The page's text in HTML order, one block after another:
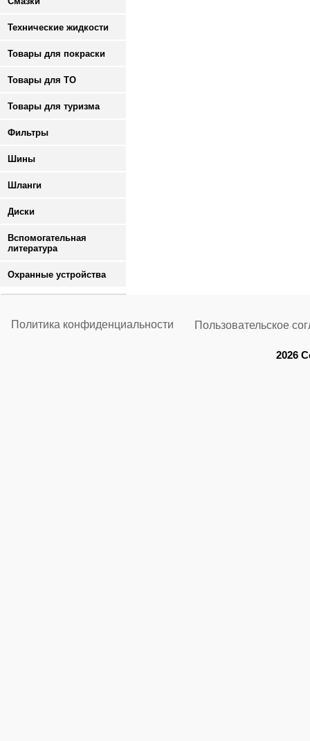
Технические жидкости
Товары для покраски
Товары для ТО
Товары для туризма
Фильтры
Шины
Шланги
Диски
Вспомогательная
литература
Охранные устройства
Политика конфиденциальности Пользовательское
2026